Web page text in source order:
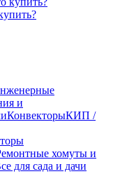
и
КонвекторыКИП /
хомуты и
для сада и дачи